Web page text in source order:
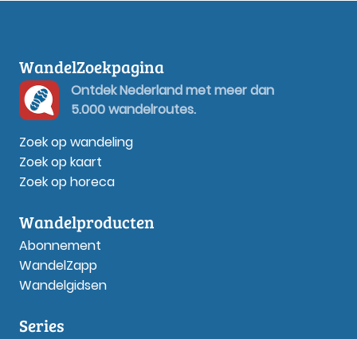
WandelZoekpagina
Ontdek Nederland met meer dan
5.000 wandelroutes.
Zoek op wandeling
Zoek op kaart
Zoek op horeca
Wandelproducten
Abonnement
WandelZapp
Wandelgidsen
Series